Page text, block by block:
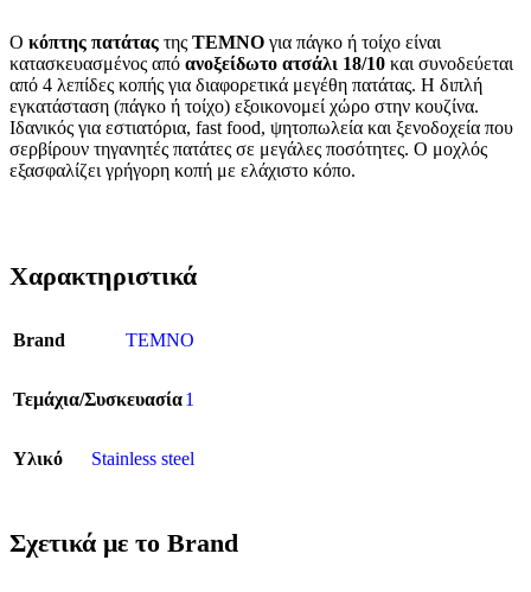
Ο κόπτης πατάτας της TEMNO για πάγκο ή τοίχο είναι
κατασκευασμένος από ανοξείδωτο ατσάλι 18/10 και συνοδεύεται
από 4 λεπίδες κοπής για διαφορετικά μεγέθη πατάτας. Η διπλή
εγκατάσταση (πάγκο ή τοίχο) εξοικονομεί χώρο στην κουζίνα.
Ιδανικός για εστιατόρια, fast food, ψητοπωλεία και ξενοδοχεία που
σερβίρουν τηγανητές πατάτες σε μεγάλες ποσότητες. Ο μοχλός
εξασφαλίζει γρήγορη κοπή με ελάχιστο κόπο.
Χαρακτηριστικά
Brand TEMNO
Τεμάχια/Συσκευασία1
Υλικό Stainless steel
Σχετικά με το Brand